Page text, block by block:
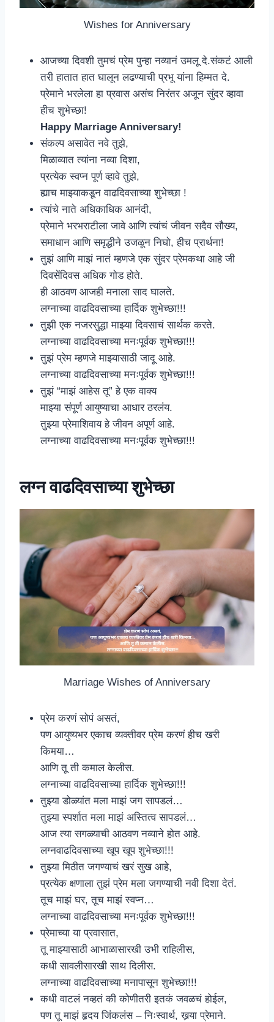
Wishes for Anniversary
आजच्या दिवशी तुमचं प्रेम पुन्हा नव्यानं उमलू दे.संकटं आली
तरी हातात हात घालून लढण्याची प्रभू यांना हिम्मत दे.
प्रेमाने भरलेला हा प्रवास असंच निरंतर अजून सुंदर व्हावा
हीच शुभेच्छा!
Happy Marriage Anniversary!
संकल्प असावेत नवे तुझे,
मिळाव्यात त्यांना नव्या दिशा,
प्रत्येक स्वप्न पूर्ण व्हावे तुझे,
ह्याच माझ्याकडून वाढदिवसाच्या शुभेच्छा !
त्यांचे नाते अधिकाधिक आनंदी,
प्रेमाने भरभराटीला जावे आणि त्यांचं जीवन सदैव सौख्य,
समाधान आणि समृद्धीने उजळून निघो, हीच प्रार्थना!
तुझं आणि माझं नातं म्हणजे एक सुंदर प्रेमकथा आहे जी
दिवसेंदिवस अधिक गोड होते.
ही आठवण आजही मनाला साद घालते.
लग्नाच्या वाढदिवसाच्या हार्दिक शुभेच्छा!!!
तुझी एक नजरसुद्धा माझ्या दिवसाचं सार्थक करते.
लग्नाच्या वाढदिवसाच्या मनःपूर्वक शुभेच्छा!!!
तुझं प्रेम म्हणजे माझ्यासाठी जादू आहे.
लग्नाच्या वाढदिवसाच्या मनःपूर्वक शुभेच्छा!!!
तुझं “माझं आहेस तू” हे एक वाक्य
माझ्या संपूर्ण आयुष्याचा आधार ठरलंय.
तुझ्या प्रेमाशिवाय हे जीवन अपूर्ण आहे.
लग्नाच्या वाढदिवसाच्या मनःपूर्वक शुभेच्छा!!!
लग्न वाढदिवसाच्या शुभेच्छा
Marriage Wishes of Anniversary
प्रेम करणं सोपं असतं,
पण आयुष्यभर एकाच व्यक्तीवर प्रेम करणं हीच खरी
किमया…
आणि तू ती कमाल केलीस.
लग्नाच्या वाढदिवसाच्या हार्दिक शुभेच्छा!!!
तुझ्या डोळ्यांत मला माझं जग सापडलं…
तुझ्या स्पर्शात मला माझं अस्तित्व सापडलं…
आज त्या सगळ्याची आठवण नव्याने होत आहे.
लग्नवाढदिवसाच्या खूप खूप शुभेच्छा!!!
तुझ्या मिठीत जगण्याचं खरं सुख आहे,
प्रत्येक क्षणाला तुझं प्रेम मला जगण्याची नवी दिशा देतं.
तूच माझं घर, तूच माझं स्वप्न…
लग्नाच्या वाढदिवसाच्या मनःपूर्वक शुभेच्छा!!!
प्रेमाच्या या प्रवासात,
तू माझ्यासाठी आभाळासारखी उभी राहिलीस,
कधी सावलीसारखी साथ दिलीस.
लग्नाच्या वाढदिवसाच्या मनापासून शुभेच्छा!!!
कधी वाटलं नव्हतं की कोणीतरी इतकं जवळचं होईल,
पण तू माझं हृदय जिंकलंस – निःस्वार्थ, खर्‍या प्रेमाने.